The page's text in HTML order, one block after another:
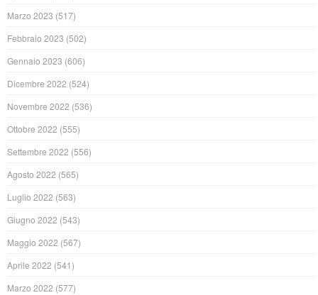
Marzo 2023 (517)
Febbraio 2023 (502)
Gennaio 2023 (606)
Dicembre 2022 (524)
Novembre 2022 (536)
Ottobre 2022 (555)
Settembre 2022 (556)
Agosto 2022 (565)
Luglio 2022 (563)
Giugno 2022 (543)
Maggio 2022 (567)
Aprile 2022 (541)
Marzo 2022 (577)